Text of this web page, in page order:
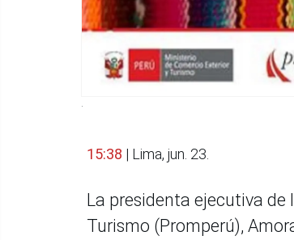
15:38 | Lima, jun. 23.
La presidenta ejecutiva de
Turismo (Promperú),